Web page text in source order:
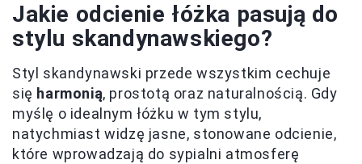
Jakie odcienie łóżka pasują do
stylu skandynawskiego?
Styl skandynawski przede wszystkim cechuje
się harmonią, prostotą oraz naturalnością. Gdy
myślę o idealnym łóżku w tym stylu,
natychmiast widzę jasne, stonowane odcienie,
które wprowadzają do sypialni atmosferę